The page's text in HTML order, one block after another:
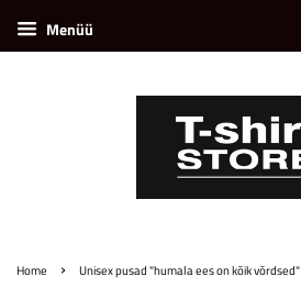
Menüü
Home › Unisex pusad "humala ees on kõik võrdsed"